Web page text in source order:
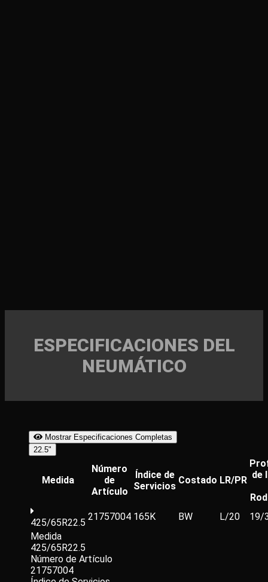
ESPECIFICACIONES DEL
NEUMÁTICO
Mostrar Especificaciones Completas
22.5"
Medida
Número
de
Artículo
Índice de
Servicios
Costado LR/PR de
425/65R22.5
21757004 165K BW L/20
19/
Medida
425/65R22.5
Número de Artículo
21757004